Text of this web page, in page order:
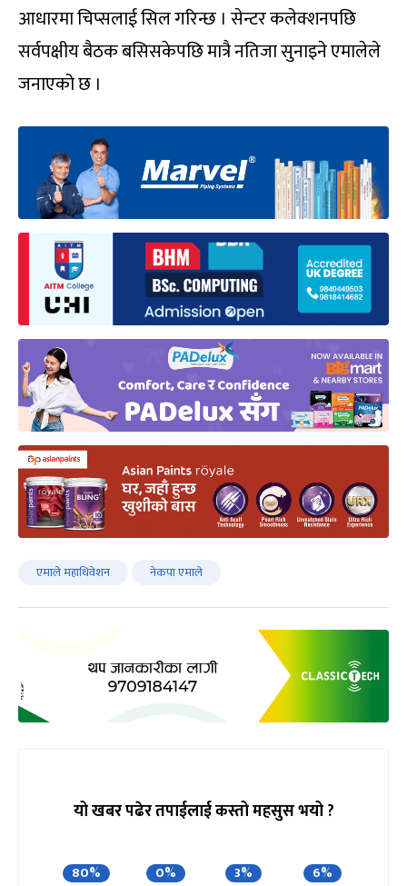
आधारमा चिप्सलाई सिल गरिन्छ । सेन्टर कलेक्शनपछि
सर्वपक्षीय बैठक बसिसकेपछि मात्रै नतिजा सुनाइने एमालेले
जनाएको छ ।
एमाले महाधिवेशन नेकपा एमाले
यो खबर पढेर तपाईलाई कस्तो महसुस भयो ?
80% 0% 3% 6%